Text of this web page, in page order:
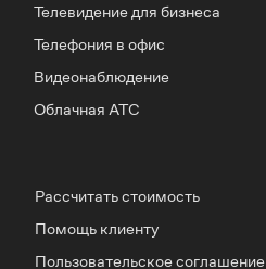
Телевидение для бизнеса
Телефония в офис
Видеонаблюдение
Облачная АТС
Рассчитать стоимость
Помощь клиенту
Пользовательское соглашение